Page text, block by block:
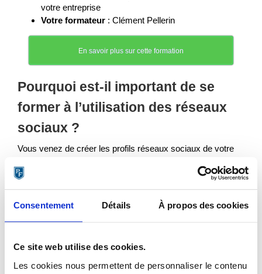
Consentement Détails À propos des cookies
Ce site web utilise des cookies.
Les cookies nous permettent de personnaliser le contenu
votre entreprise
Votre formateur : Clément Pellerin
En savoir plus sur cette formation
Pourquoi est-il important de se
former à l’utilisation des réseaux
sociaux ?
Vous venez de créer les profils réseaux sociaux de votre
nécessaires pour gérer les différentes pages & comptes.
Mais avez-vous déjà réfléchi à tout ce qu’il vous faudra
pour rendre ces pages & comptes populaires et constitués
des bonnes audiences pour votre entreprise ? Il vous sera
nécessaire de faire beaucoup plus que simplement poster
réseaux sociaux de marque.